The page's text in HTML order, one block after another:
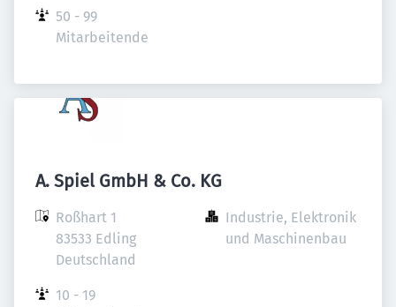
50 - 99
Mitarbeitende
A. Spiel GmbH & Co. KG
Roßhart 1
83533 Edling
Deutschland
Industrie, Elektronik
und Maschinenbau
10 - 19